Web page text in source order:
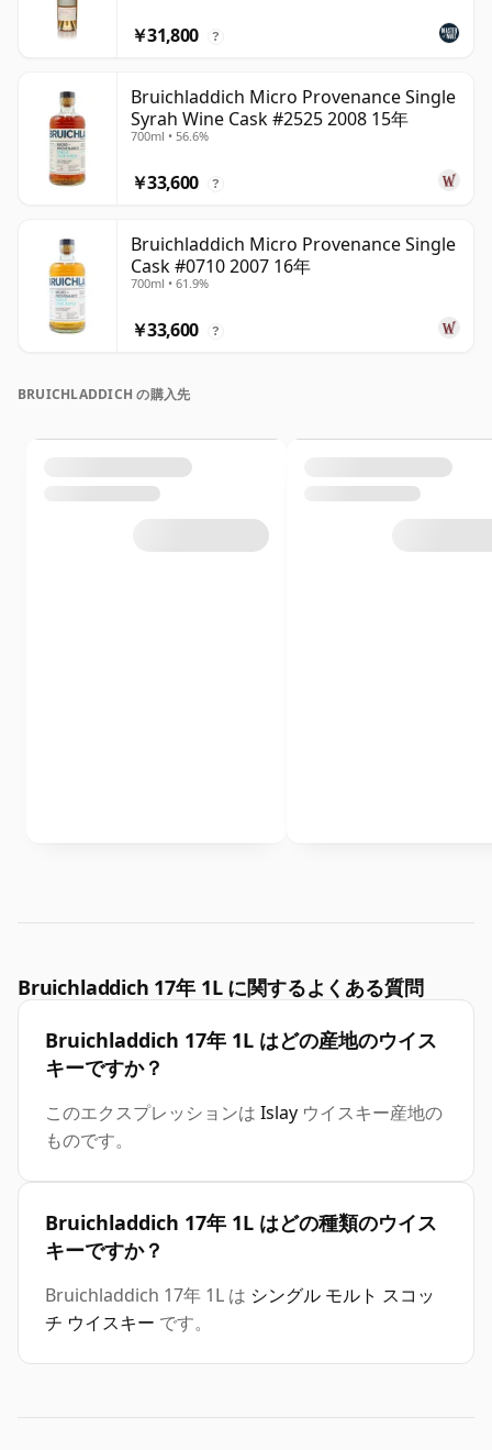
￥31,800 ?
Bruichladdich Micro Provenance Single
Syrah Wine Cask #2525 2008 15年
700ml • 56.6%
￥33,600 ?
Bruichladdich Micro Provenance Single
Cask #0710 2007 16年
700ml • 61.9%
￥33,600 ?
BRUICHLADDICH の購入先
Bruichladdich 17年 1L に関するよくある質問
Bruichladdich 17年 1L はどの産地のウイス
キーですか？
このエクスプレッションは Islay ウイスキー産地の
ものです。
Bruichladdich 17年 1L はどの種類のウイス
キーですか？
Bruichladdich 17年 1L は シングル モルト スコッ
チ ウイスキー です。